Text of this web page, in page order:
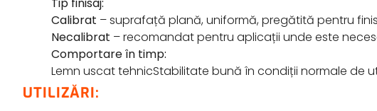
Calibrat – suprafață plană, uniformă, pregătită pentru
Necalibrat – recomandat pentru aplicații unde este
Comportare în timp:
Lemn uscat tehnicStabilitate bună în condiții normale de
UTILIZĂRI: